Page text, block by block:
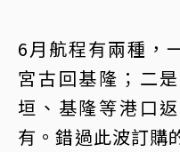
6月航程有兩種，
宮古回基隆；二
垣、基隆等港口
有。錯過此波訂購